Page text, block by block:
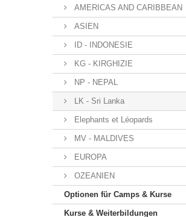
AMERICAS AND CARIBBEAN
ASIEN
ID - INDONESIE
KG - KIRGHIZIE
NP - NEPAL
LK - Sri Lanka
Elephants et Léopards
MV - MALDIVES
EUROPA
OZEANIEN
Optionen für Camps & Kurse
Kurse & Weiterbildungen